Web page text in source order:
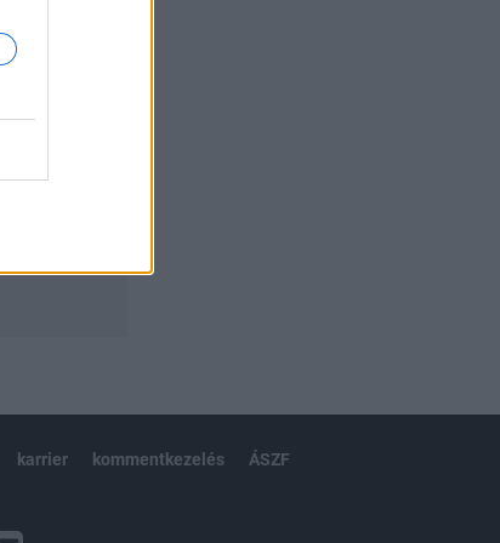
karrier kommentkezelés ÁSZF